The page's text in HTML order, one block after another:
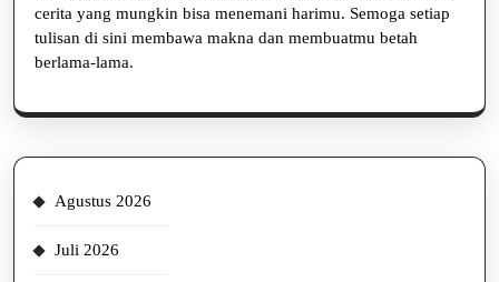
cerita yang mungkin bisa menemani harimu. Semoga setiap
tulisan di sini membawa makna dan membuatmu betah
berlama-lama.
Agustus 2026
Juli 2026